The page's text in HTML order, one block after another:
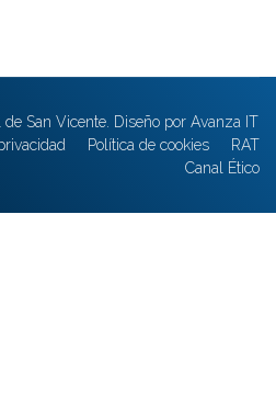
San Vicente. Diseño por Avanza IT
Política de cookies
RAT
Canal Ético